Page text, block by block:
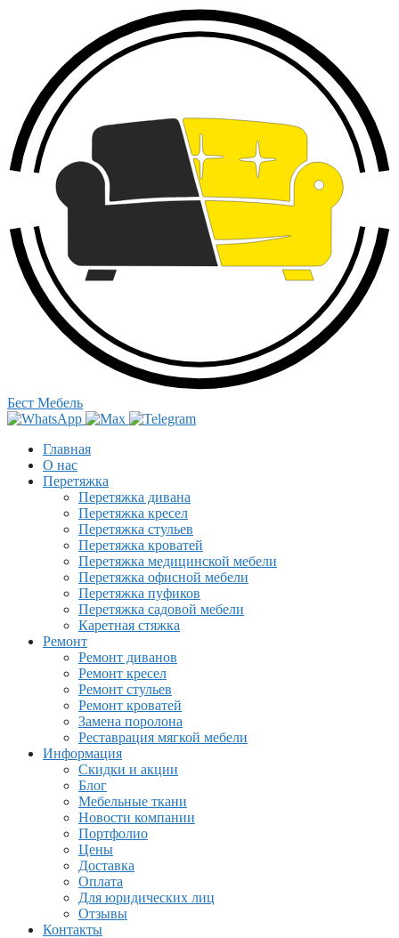
Бест Мебель
Главная
О нас
Перетяжка
Перетяжка дивана
Перетяжка кресел
Перетяжка стульев
Перетяжка кроватей
Перетяжка медицинской мебели
Перетяжка офисной мебели
Перетяжка пуфиков
Перетяжка садовой мебели
Каретная стяжка
Ремонт
Ремонт диванов
Ремонт кресел
Ремонт стульев
Ремонт кроватей
Замена поролона
Реставрация мягкой мебели
Информация
Скидки и акции
Блог
Мебельные ткани
Новости компании
Портфолио
Цены
Доставка
Оплата
Для юридических лиц
Отзывы
Контакты